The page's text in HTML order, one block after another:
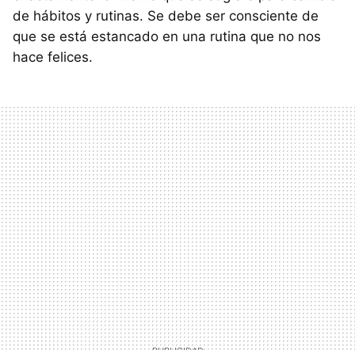
de hábitos y rutinas. Se debe ser consciente de
que se está estancado en una rutina que no nos
hace felices.